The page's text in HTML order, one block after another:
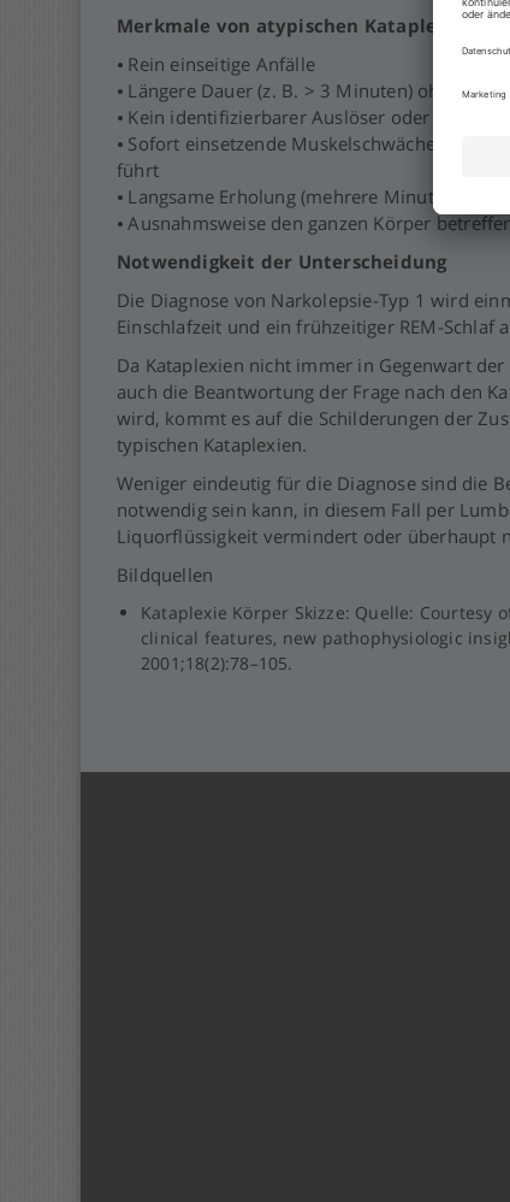
Merkmale von atypischen Kataplexien
⦁ Rein einseitige Anfälle
⦁ Längere Dauer (z. B. > 3 Minuten) ohne
⦁ Kein identifizierbarer Auslöser oder nur
⦁ Sofort einsetzende Muskelschwäche ohne
führt
⦁ Langsame Erholung (mehrere Minuten oder
⦁ Ausnahmsweise den ganzen Körper
Notwendigkeit der Unterscheidung
Die Diagnose von Narkolepsie-Typ 1 wird
Einschlafzeit und ein frühzeitiger REM-
Da Kataplexien nicht immer in Gegenwart
auch die Beantwortung der Frage nach den
wird, kommt es auf die Schilderungen der
typischen Kataplexien.
Weniger eindeutig für die Diagnose sind die
notwendig sein kann, in diesem Fall per
Liquorflüssigkeit vermindert oder überhaupt
Bildquellen
Kataplexie Körper Skizze: Quelle: Courtesy
clinical features, new pathophysiologic
2001;18(2):78–105.